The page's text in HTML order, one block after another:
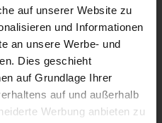
auf unserer Website zu
und Informationen
an unsere Werbe- und
Dies geschieht
auf Grundlage Ihrer
auf und außerhalb
Werbung anbieten zu